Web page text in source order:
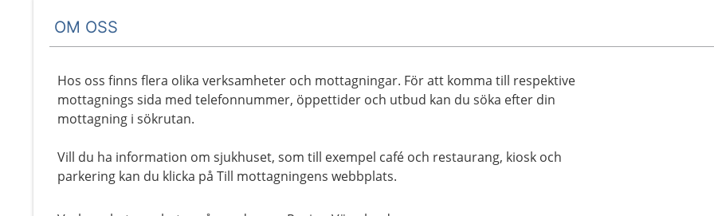
OM OSS
Hos oss finns flera olika verksamheter och mottagningar. För att komma till respektive
mottagnings sida med telefonnummer, öppettider och utbud kan du söka efter din
mottagning i sökrutan.
Vill du ha information om sjukhuset, som till exempel café och restaurang, kiosk och
parkering kan du klicka på Till mottagningens webbplats.